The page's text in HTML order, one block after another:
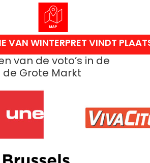
VAN WINTERPRET VINDT
van de voto’s in de
Grote Markt